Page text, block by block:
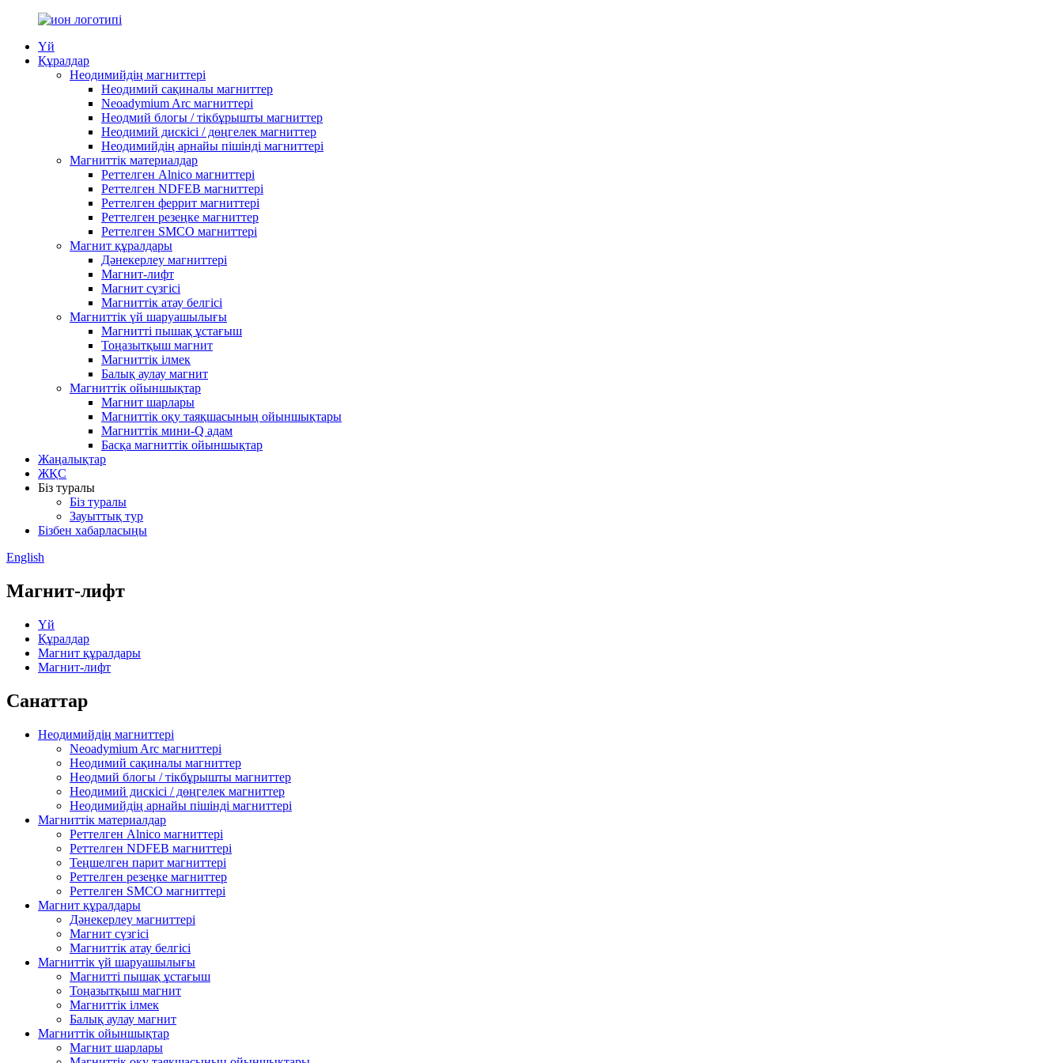
Үй
Құралдар
Неодимийдің магниттері
Неодимий сақиналы магниттер
Neoadymium Arc магниттері
Неодмий блогы / тікбұрышты магниттер
Неодимий дискісі / дөңгелек магниттер
Неодимийдің арнайы пішінді магниттері
Магниттік материалдар
Реттелген Alnico магниттері
Реттелген NDFEB магниттері
Реттелген феррит магниттері
Реттелген резеңке магниттер
Реттелген SMCO магниттері
Магнит құралдары
Дәнекерлеу магниттері
Магнит-лифт
Магнит сүзгісі
Магниттік атау белгісі
Магниттік үй шаруашылығы
Магнитті пышақ ұстағыш
Тоңазытқыш магнит
Магниттік ілмек
Балық аулау магнит
Магниттік ойыншықтар
Магнит шарлары
Магниттік оқу таяқшасының ойыншықтары
Магниттік мини-Q адам
Басқа магниттік ойыншықтар
Жаңалықтар
ЖҚС
Біз туралы
Біз туралы
Зауыттық тур
Бізбен хабарласыңы
English
Магнит-лифт
Үй
Құралдар
Магнит құралдары
Магнит-лифт
Санаттар
Неодимийдің магниттері
Neoadymium Arc магниттері
Неодимий сақиналы магниттер
Неодмий блогы / тікбұрышты магниттер
Неодимий дискісі / дөңгелек магниттер
Неодимийдің арнайы пішінді магниттері
Магниттік материалдар
Реттелген Alnico магниттері
Реттелген NDFEB магниттері
Теңшелген парит магниттері
Реттелген резеңке магниттер
Реттелген SMCO магниттері
Магнит құралдары
Дәнекерлеу магниттері
Магнит сүзгісі
Магниттік атау белгісі
Магниттік үй шаруашылығы
Магнитті пышақ ұстағыш
Тоңазытқыш магнит
Магниттік ілмек
Балық аулау магнит
Магниттік ойыншықтар
Магнит шарлары